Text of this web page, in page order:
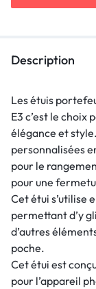
Description
Les étuis
E3 c’est le
élégance et
personnalisées
pour le
pour une
Cet étui s’utilise
permettant d’y
d’autres
poche.
Cet étui est
pour l’appareil